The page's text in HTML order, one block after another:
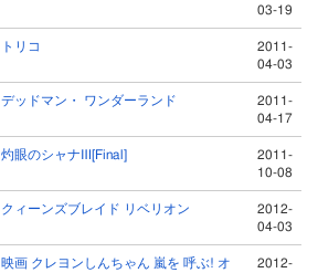
03-19
トリコ
2011-
04-03
デッドマン・ ワンダーランド
2011-
04-17
灼眼のシャナⅢ[Final]
2011-
10-08
クィーンズブレイド リベリオン
2012-
04-03
映画 クレヨンしんちゃん 嵐を 呼ぶ! オ
2012-